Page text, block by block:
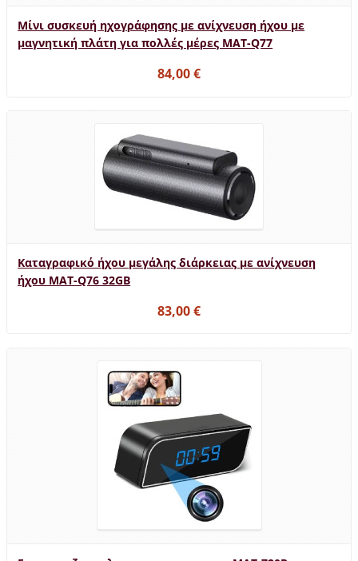
Μίνι συσκευή ηχογράφησης με ανίχνευση ήχου με
μαγνητική πλάτη για πολλές μέρες MAT-Q77
84,00 €
Καταγραφικό ήχου μεγάλης διάρκειας με ανίχνευση
ήχου MAT-Q76 32GB
83,00 €